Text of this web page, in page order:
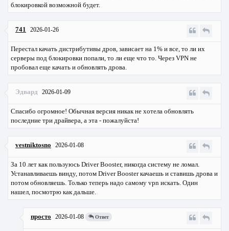
блокировкой возможной будет.
741 2026-01-26
Перестал качать дистрибутивы дров, зависает на 1% и все, то ли их
серверы под блокировки попали, то ли еще что то. Через VPN не
пробовал еще качать и обновлять дрова.
Эдвард 2026-01-09
Спасибо огромное! Обычная версия никак не хотела обновлять
последние три драйвера, а эта - пожалуйста!
vestniktosno 2026-01-08
За 10 лет как пользуюсь Driver Booster, никогда систему не ломал.
Устанавливаешь винду, потом Driver Booster качаешь и ставишь дрова и
потом обновляешь. Только теперь надо самому vpn искать. Один
нашел, посмотрю как дальше.
просто 2026-01-08 Ответ